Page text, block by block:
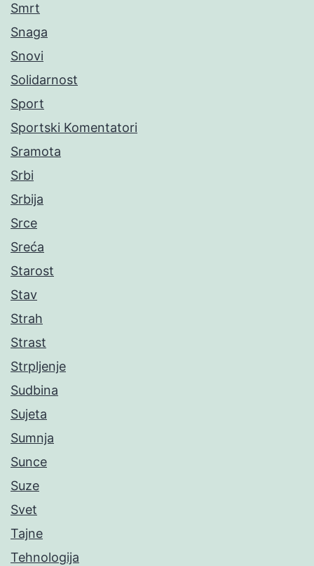
Smrt
Snaga
Snovi
Solidarnost
Sport
Sportski Komentatori
Sramota
Srbi
Srbija
Srce
Sreća
Starost
Stav
Strah
Strast
Strpljenje
Sudbina
Sujeta
Sumnja
Sunce
Suze
Svet
Tajne
Tehnologija